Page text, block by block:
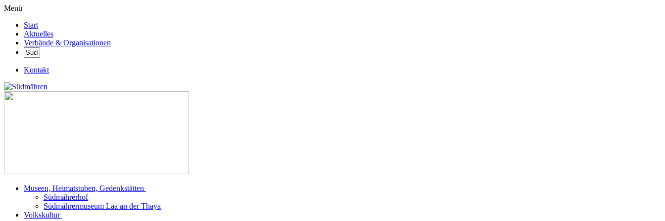
Menü
Start
Aktuelles
Verbände & Organisationen
Kontakt
Museen, Heimatstuben, Gedenkstätten
Südmährerhof
Südmährermuseum Laa an der Thaya
Volkskultur